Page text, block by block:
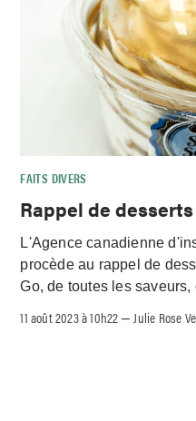
FAITS DIVERS
Rappel de
L'Agence canadienne
procède au rappel de
Go, de toutes les
11 août 2023 à 10h22 –Julie Rose